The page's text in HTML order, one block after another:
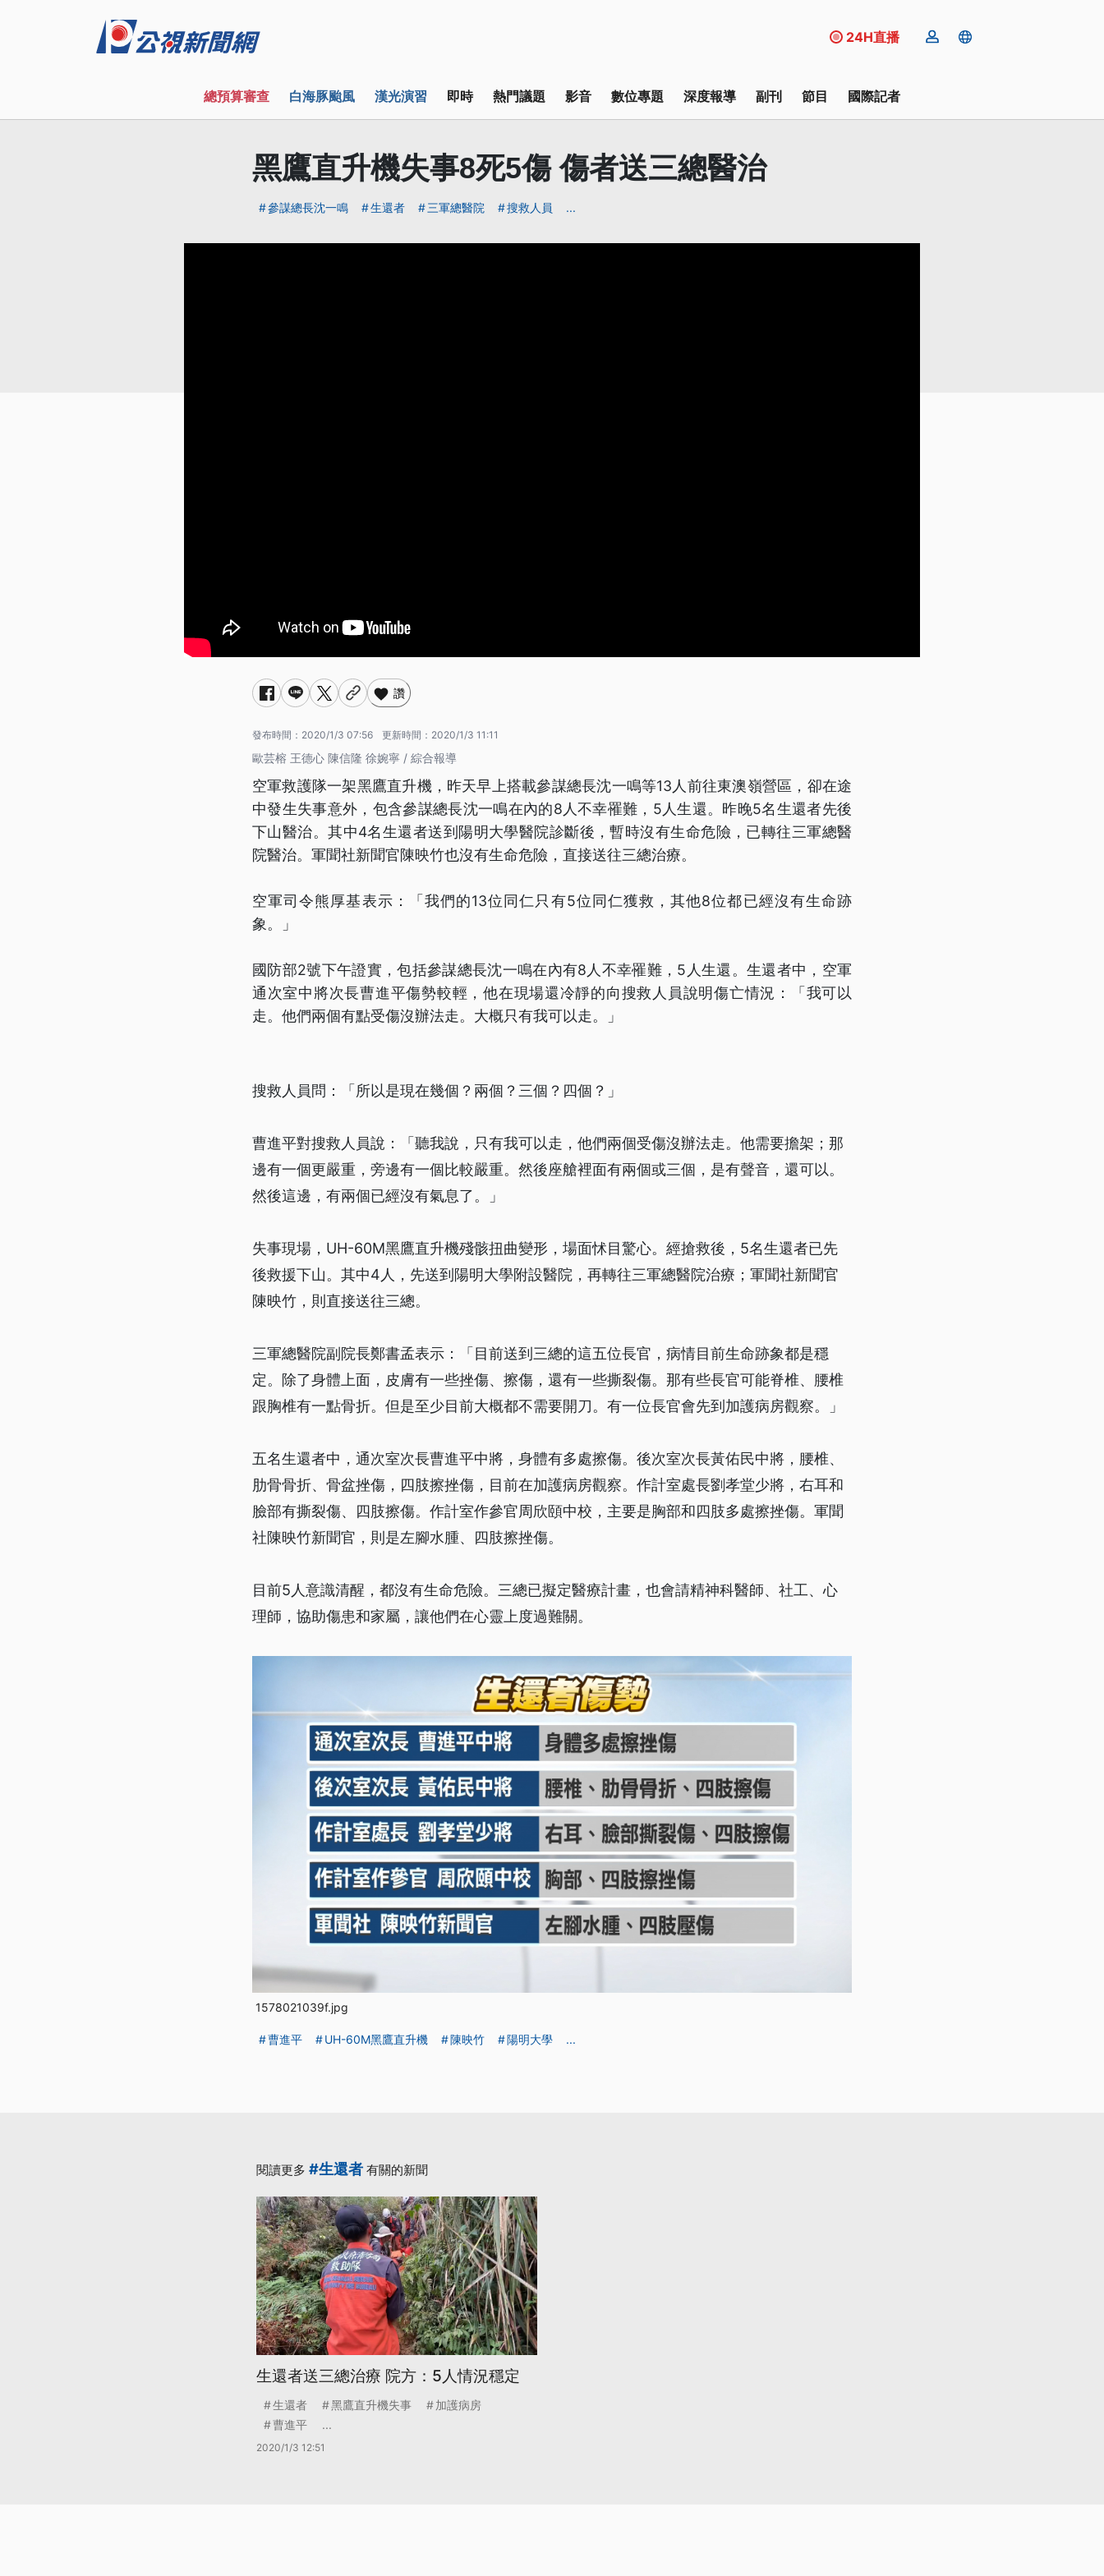
24H直播
總預算審查 白海豚颱風 漢光演習 即時 熱門議題 影音 數位專題 深度報導 副刊 節目 國際記者
黑鷹直升機失事8死5傷 傷者送三總醫治
參謀總長沈一鳴 生還者 三軍總醫院 搜救人員 ...
讚
發布時間： 2020/1/3 07:56 更新時間： 2020/1/3 11:11
歐芸榕 王德心 陳信隆 徐婉寧 / 綜合報導
空軍救護隊一架黑鷹直升機，昨天早上搭載參謀總長沈一鳴等13人前往東澳嶺營區，卻在途
中發生失事意外，包含參謀總長沈一鳴在內的8人不幸罹難，5人生還。昨晚5名生還者先後
下山醫治。其中4名生還者送到陽明大學醫院診斷後，暫時沒有生命危險，已轉往三軍總醫
院醫治。軍聞社新聞官陳映竹也沒有生命危險，直接送往三總治療。
空軍司令熊厚基表示：「我們的13位同仁只有5位同仁獲救，其他8位都已經沒有生命跡
象。」
國防部2號下午證實，包括參謀總長沈一鳴在內有8人不幸罹難，5人生還。生還者中，空軍
通次室中將次長曹進平傷勢較輕，他在現場還冷靜的向搜救人員說明傷亡情況：「我可以
走。他們兩個有點受傷沒辦法走。大概只有我可以走。」
搜救人員問：「所以是現在幾個？兩個？三個？四個？」
曹進平對搜救人員說：「聽我說，只有我可以走，他們兩個受傷沒辦法走。他需要擔架；那
邊有一個更嚴重，旁邊有一個比較嚴重。然後座艙裡面有兩個或三個，是有聲音，還可以。
然後這邊，有兩個已經沒有氣息了。」
失事現場，UH-60M黑鷹直升機殘骸扭曲變形，場面怵目驚心。經搶救後，5名生還者已先
後救援下山。其中4人，先送到陽明大學附設醫院，再轉往三軍總醫院治療；軍聞社新聞官
陳映竹，則直接送往三總。
三軍總醫院副院長鄭書孟表示：「目前送到三總的這五位長官，病情目前生命跡象都是穩
定。除了身體上面，皮膚有一些挫傷、擦傷，還有一些撕裂傷。那有些長官可能脊椎、腰椎
跟胸椎有一點骨折。但是至少目前大概都不需要開刀。有一位長官會先到加護病房觀察。」
五名生還者中，通次室次長曹進平中將，身體有多處擦傷。後次室次長黃佑民中將，腰椎、
肋骨骨折、骨盆挫傷，四肢擦挫傷，目前在加護病房觀察。作計室處長劉孝堂少將，右耳和
臉部有撕裂傷、四肢擦傷。作計室作參官周欣頤中校，主要是胸部和四肢多處擦挫傷。軍聞
社陳映竹新聞官，則是左腳水腫、四肢擦挫傷。
目前5人意識清醒，都沒有生命危險。三總已擬定醫療計畫，也會請精神科醫師、社工、心
理師，協助傷患和家屬，讓他們在心靈上度過難關。
1578021039f.jpg
曹進平 UH-60M黑鷹直升機 陳映竹 陽明大學 ...
閱讀更多 #生還者 有關的新聞
生還者送三總治療 院方：5人情況穩定
生還者 黑鷹直升機失事
加護病房
曹進平
...
2020/1/3 12:51